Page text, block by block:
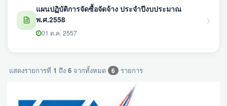
แผนปฏิบัติการจัดซื้อจัดจ้าง ประจำปีงบประมาณ
พ.ศ.2558
01 ต.ค. 2557
แสดงรายการที่ 1 ถึง 6 จากทั้งหมด 6 รายการ